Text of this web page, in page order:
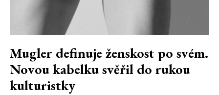
Mugler definuje ženskost po svém.
Novou kabelku svěřil do rukou
kulturistky